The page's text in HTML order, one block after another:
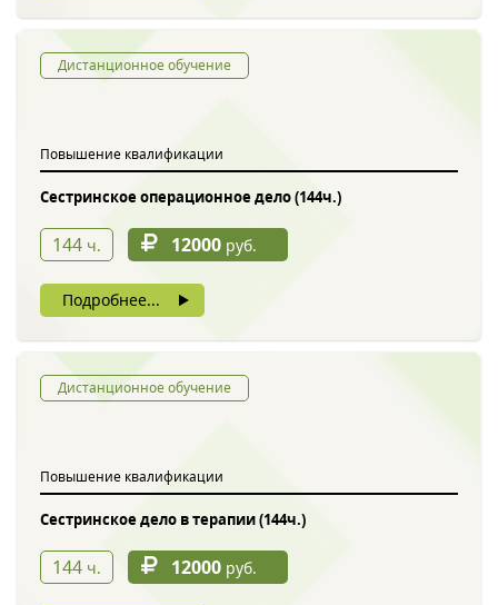
Дистанционное обучение
Повышение квалификации
Сестринское операционное дело (144ч.)
144 ч. 12000 руб.
Подробнее...
Дистанционное обучение
Повышение квалификации
Сестринское дело в терапии (144ч.)
144 ч. 12000 руб.